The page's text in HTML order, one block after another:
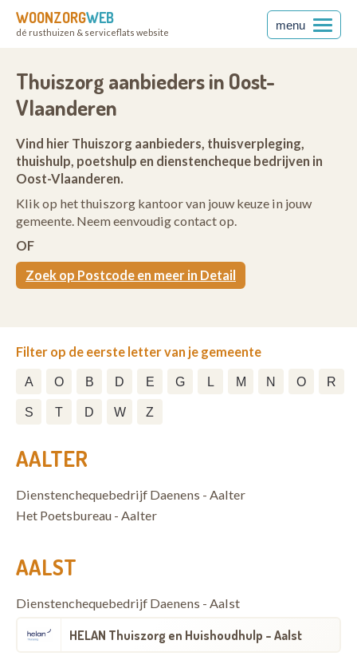
WOONZORGWEB
dé rusthuizen & serviceflats website
menu
Thuiszorg aanbieders in Oost-
Vlaanderen
Vind hier Thuiszorg aanbieders, thuisverpleging,
thuishulp, poetshulp en dienstencheque bedrijven in
Oost-Vlaanderen.
Klik op het thuiszorg kantoor van jouw keuze in jouw
gemeente. Neem eenvoudig contact op.
OF
Zoek op Postcode en meer in Detail
Filter op de eerste letter van je gemeente
A O B D E G L M N O R
S T D W Z
AALTER
Dienstenchequebedrijf Daenens - Aalter
Het Poetsbureau - Aalter
AALST
Dienstenchequebedrijf Daenens - Aalst
HELAN Thuiszorg en Huishoudhulp - Aalst